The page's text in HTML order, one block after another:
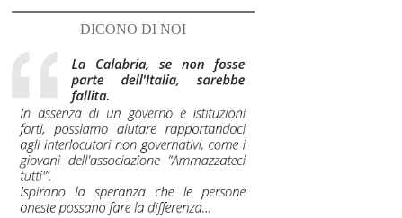
DICONO DI NOI